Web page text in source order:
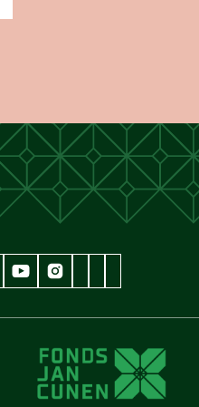
CunenJan Cunen
Museum Jan Cunen
Museum Jan Cunen
googleplus Museum Jan Cunen
youtube Museum Jan Cunen
instagram Museum